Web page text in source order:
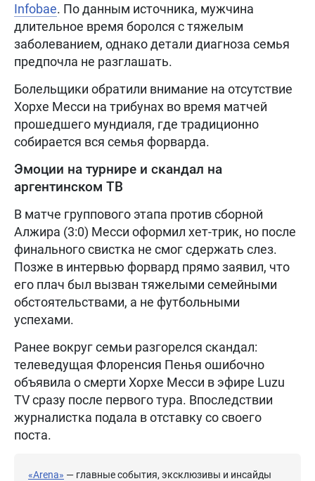
Infobae. По данным источника, мужчина
длительное время боролся с тяжелым
заболеванием, однако детали диагноза семья
предпочла не разглашать.
Болельщики обратили внимание на отсутствие
Хорхе Месси на трибунах во время матчей
прошедшего мундиаля, где традиционно
собирается вся семья форварда.
Эмоции на турнире и скандал на
аргентинском ТВ
В матче группового этапа против сборной
Алжира (3:0) Месси оформил хет-трик, но после
финального свистка не смог сдержать слез.
Позже в интервью форвард прямо заявил, что
его плач был вызван тяжелыми семейными
обстоятельствами, а не футбольными
успехами.
Ранее вокруг семьи разгорелся скандал:
телеведущая Флоренсия Пенья ошибочно
объявила о смерти Хорхе Месси в эфире Luzu
TV сразу после первого тура. Впоследствии
журналистка подала в отставку со своего
поста.
«Arena» — главные события, эксклюзивы и инсайды